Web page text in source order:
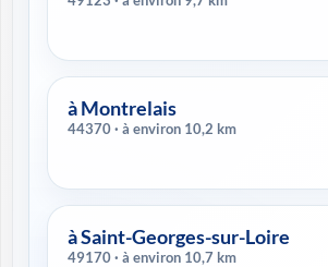
à Montrelais
44370 · à environ 10,2 km
à Saint-Georges-sur-Loire
49170 · à environ 10,7 km